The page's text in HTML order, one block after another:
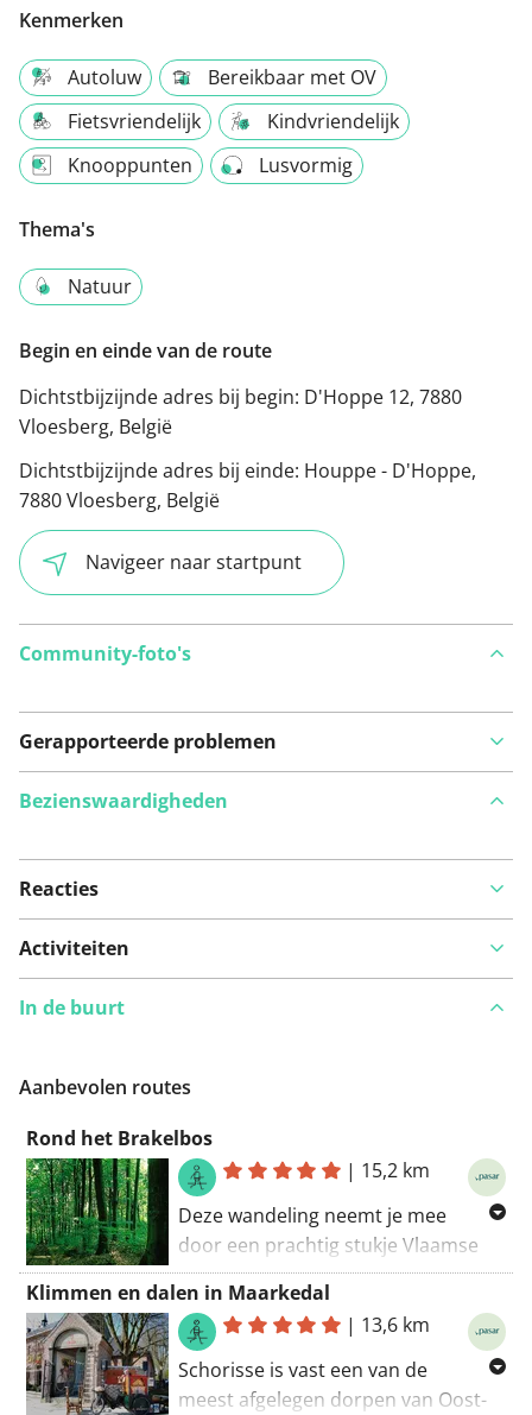
Kenmerken
Autoluw
Bereikbaar met OV
Fietsvriendelijk
Kindvriendelijk
Knooppunten
Lusvormig
Thema's
Natuur
Begin en einde van de route
Dichtstbijzijnde adres bij begin: D'Hoppe 12, 7880
Vloesberg, België
Dichtstbijzijnde adres bij einde: Houppe - D'Hoppe,
7880 Vloesberg, België
Navigeer naar startpunt
Community-foto's
Gerapporteerde problemen
Bekijk op kaart
Iets opgevallen op deze route?
Bezienswaardigheden
Reacties
Activiteiten
In de buurt
Aanbevolen routes
Rond het Brakelbos
| 15,2 km
Deze wandeling neemt je mee
door een prachtig stukje Vlaamse
Ardennen op de taalgrens.
Eentje voor de liefhebbers van
boshyacinthen, want niet alleen in
het Hallerbos kan je eind april het
Klimmen en dalen in Maarkedal
| 13,6 km
Schorisse is vast een van de
meest afgelegen dorpen van Oost-